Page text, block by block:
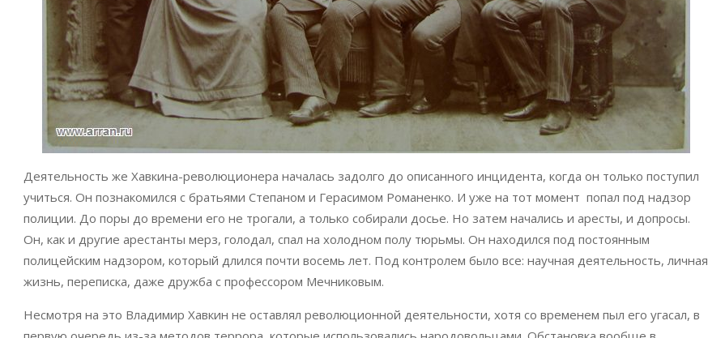
Деятельность же Хавкина-революционера началась задолго до описанного инцидента, когда он только поступил
учиться. Он познакомился с братьями Степаном и Герасимом Романенко. И уже на тот момент попал под надзор
полиции. До поры до времени его не трогали, а только собирали досье. Но затем начались и аресты, и допросы.
Он, как и другие арестанты мерз, голодал, спал на холодном полу тюрьмы. Он находился под постоянным
полицейским надзором, который длился почти восемь лет. Под контролем было все: научная деятельность, личная
жизнь, переписка, даже дружба с профессором Мечниковым.
Несмотря на это Владимир Хавкин не оставлял революционной деятельности, хотя со временем пыл его угасал, в